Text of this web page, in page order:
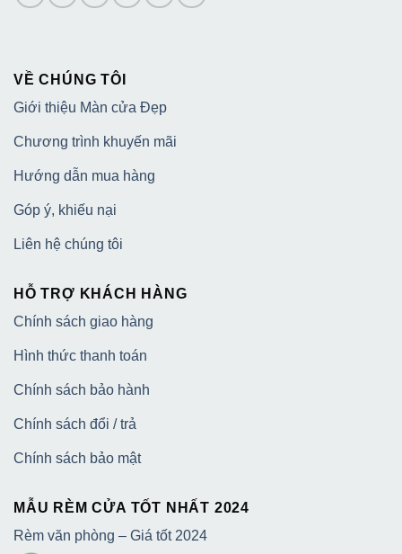
VỀ CHÚNG TÔI
Giới thiệu Màn cửa Đẹp
Chương trình khuyến mãi
Hướng dẫn mua hàng
Góp ý, khiếu nại
Liên hệ chúng tôi
HỖ TRỢ KHÁCH HÀNG
Chính sách giao hàng
Hình thức thanh toán
Chính sách bảo hành
Chính sách đổi / trả
Chính sách bảo mật
MẪU RÈM CỬA TỐT NHẤT 2024
Rèm văn phòng – Giá tốt 2024